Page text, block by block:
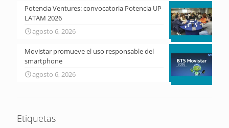
Potencia Ventures: convocatoria Potencia UP
LATAM 2026
agosto 6, 2026
Movistar promueve el uso responsable del
smartphone
agosto 6, 2026
Etiquetas